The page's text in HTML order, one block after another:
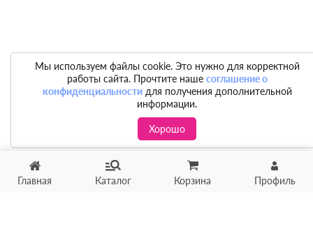
Главная Каталог Корзина Профиль
Мы используем файлы cookie. Это нужно для корректной
работы сайта. Прочтите наше соглашение о
конфиденциальностидля получения дополнительной
информации.
Хорошо